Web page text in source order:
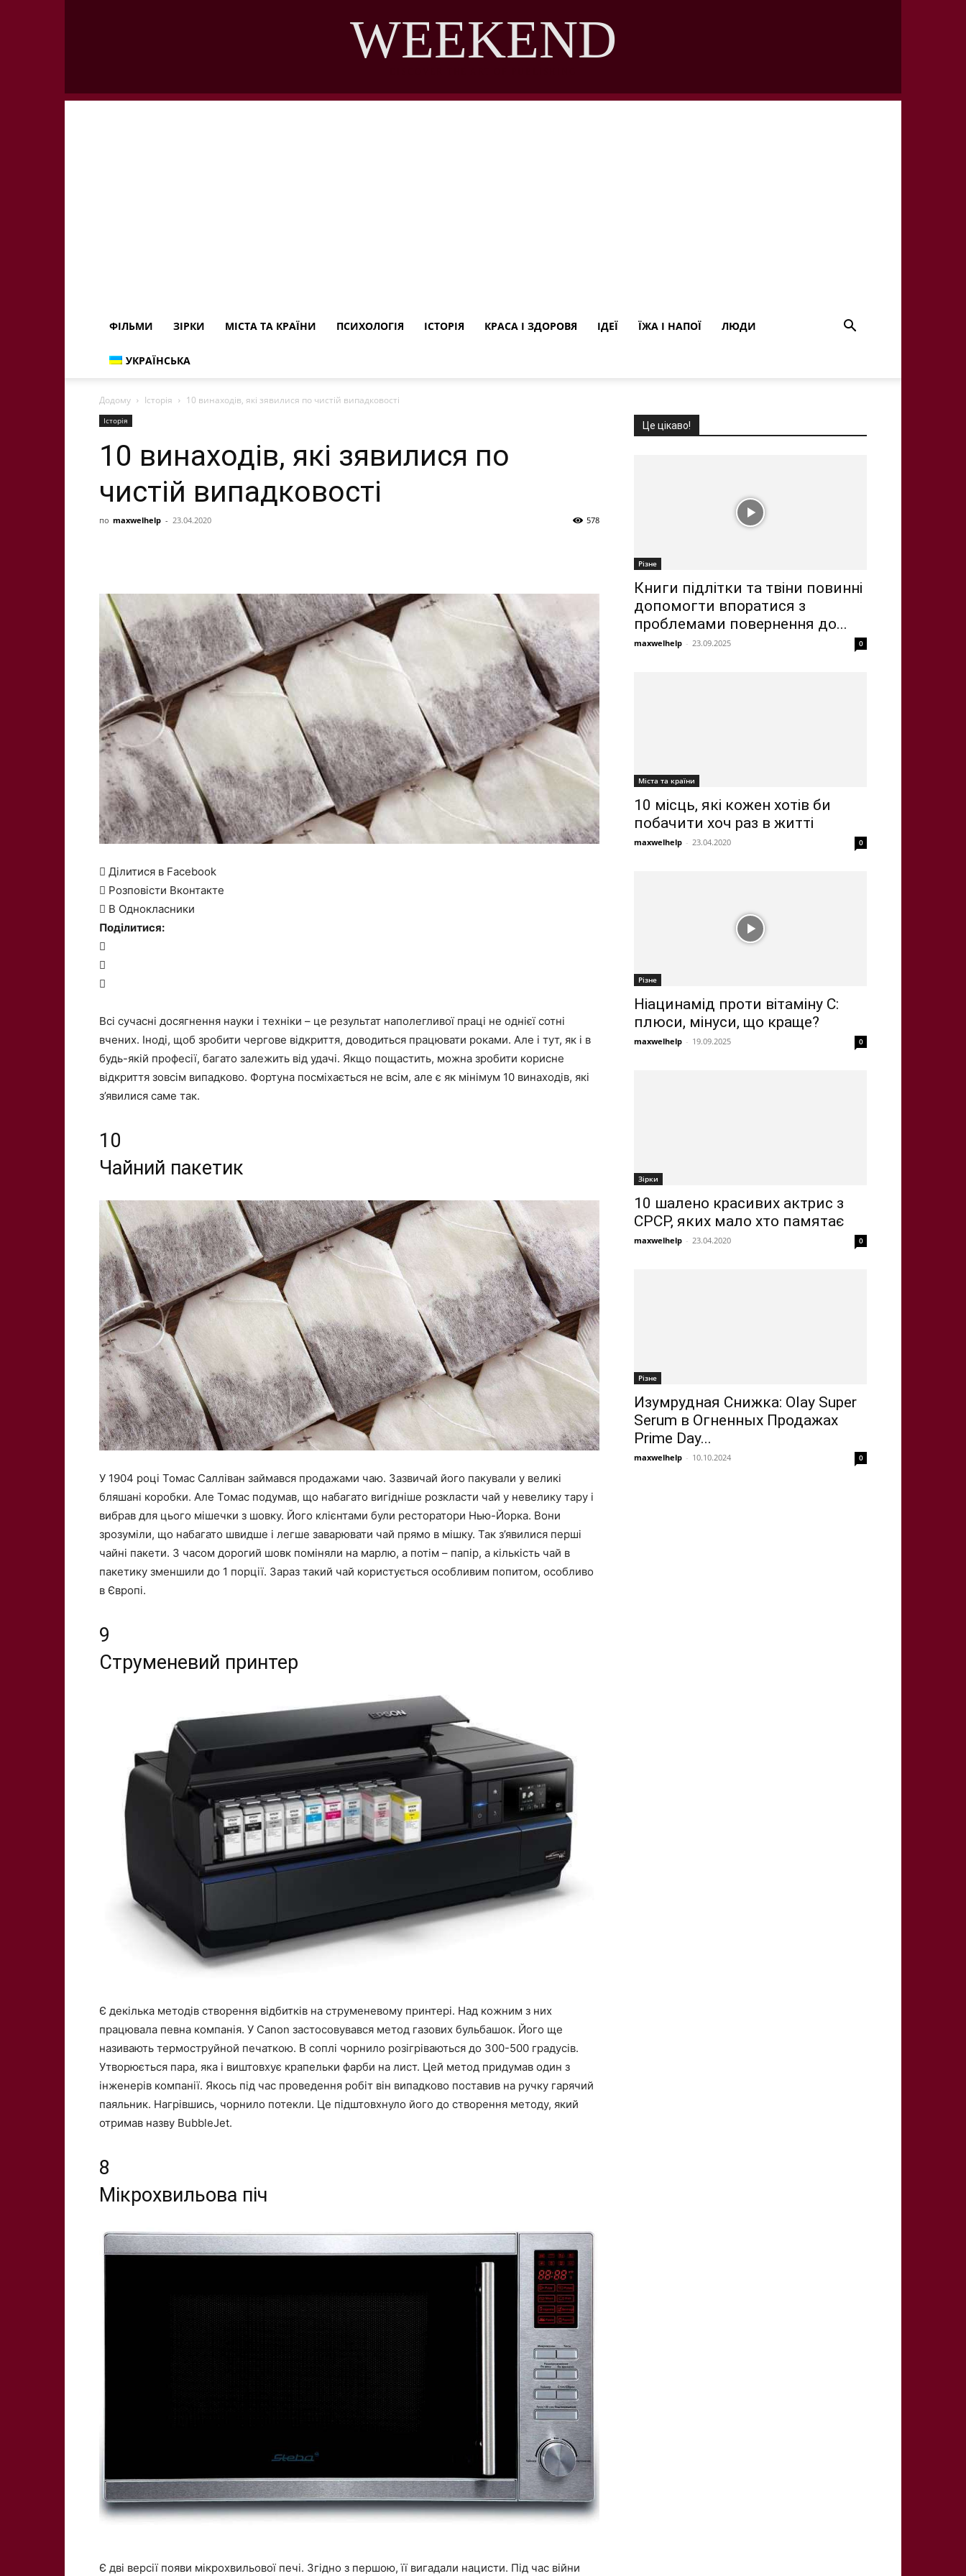
WEEKEND
ФІЛЬМИ ЗІРКИ МІСТА ТА КРАЇНИ ПСИХОЛОГІЯ ІСТОРІЯ КРАСА І ЗДОРОВЯ ІДЕЇ ЇЖА І НАПОЇ ЛЮДИ
УКРАЇНСЬКА
Додому Історія 10 винаходів, які зявилися по чистій випадковості
Історія
10 винаходів, які зявилися по
чистій випадковості
по maxwelhelp - 23.04.2020 578
 Ділитися в Facebook
 Розповісти Вконтакте
 В Однокласники
Поділитися:



Всі сучасні досягнення науки і техніки – це результат наполегливої праці не однієї сотні
вчених. Іноді, щоб зробити чергове відкриття, доводиться працювати роками. Але і тут, як і в
будь-якій професії, багато залежить від удачі. Якщо пощастить, можна зробити корисне
відкриття зовсім випадково. Фортуна посміхається не всім, але є як мінімум 10 винаходів, які
з’явилися саме так.
10
Чайний пакетик
У 1904 році Томас Салліван займався продажами чаю. Зазвичай його пакували у великі
бляшані коробки. Але Томас подумав, що набагато вигідніше розкласти чай у невелику тару і
вибрав для цього мішечки з шовку. Його клієнтами були ресторатори Нью-Йорка. Вони
зрозуміли, що набагато швидше і легше заварювати чай прямо в мішку. Так з’явилися перші
чайні пакети. З часом дорогий шовк поміняли на марлю, а потім – папір, а кількість чай в
пакетику зменшили до 1 порції. Зараз такий чай користується особливим попитом, особливо
в Європі.
9
Струменевий принтер
Є декілька методів створення відбитків на струменевому принтері. Над кожним з них
працювала певна компанія. У Canon застосовувався метод газових бульбашок. Його ще
називають термоструйной печаткою. В соплі чорнило розігріваються до 300-500 градусів.
Утворюється пара, яка і виштовхує крапельки фарби на лист. Цей метод придумав один з
інженерів компанії. Якось під час проведення робіт він випадково поставив на ручку гарячий
паяльник. Нагрівшись, чорнило потекли. Це підштовхнуло його до створення методу, який
отримав назву BubbleJet.
8
Мікрохвильова піч
Є дві версії появи мікрохвильової печі. Згідно з першою, її вигадали нацисти. Під час війни
Це цікаво!
Різне
Книги підлітки та твіни повинні
допомогти впоратися з
проблемами повернення до...
maxwelhelp - 23.09.2025 0
Міста та країни
10 місць, які кожен хотів би
побачити хоч раз в житті
maxwelhelp - 23.04.2020 0
Різне
Ніацинамід проти вітаміну С:
плюси, мінуси, що краще?
maxwelhelp - 19.09.2025 0
Зірки
10 шалено красивих актрис з
СРСР, яких мало хто памятає
maxwelhelp - 23.04.2020 0
Різне
Изумрудная Снижка: Olay Super
Serum в Огненных Продажах
Prime Day...
maxwelhelp - 10.10.2024 0